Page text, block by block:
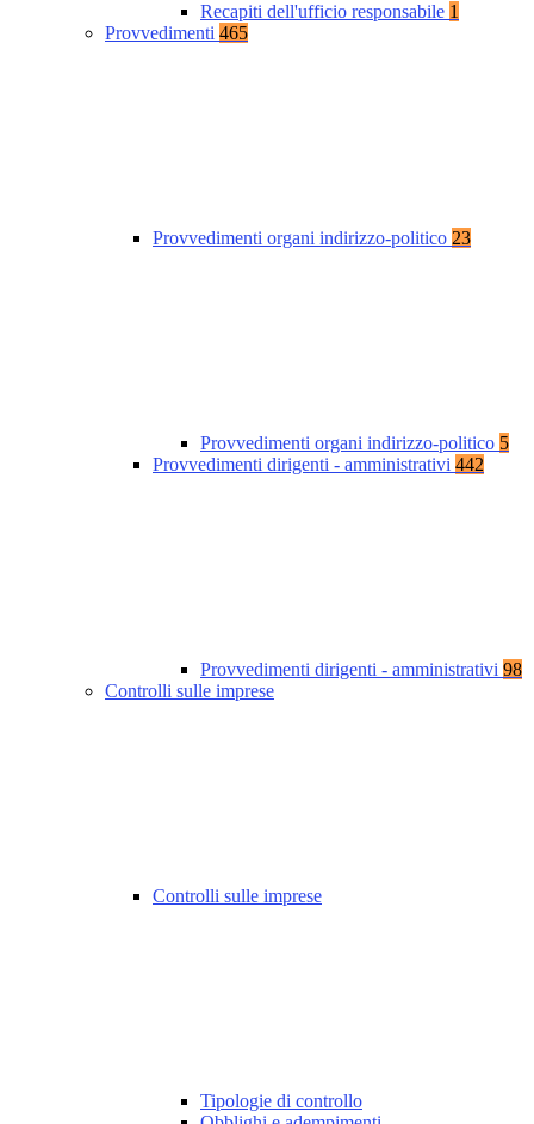
Recapiti dell'ufficio responsabile 1
Provvedimenti 465
Provvedimenti organi indirizzo-politico 23
Provvedimenti organi indirizzo-politico 5
Provvedimenti dirigenti - amministrativi 442
Provvedimenti dirigenti - amministrativi 98
Controlli sulle imprese
Controlli sulle imprese
Tipologie di controllo